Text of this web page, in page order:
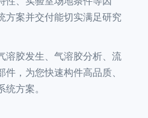
方案并交付能切实满足研究
溶胶发生、气溶胶分析、流
，为您快速构件高品质、
方案。